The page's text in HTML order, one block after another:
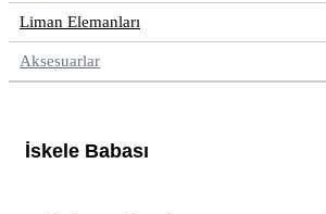
Liman Elemanları
Aksesuarlar
İskele Babası